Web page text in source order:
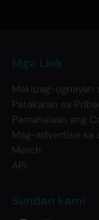
Mga Link
Makipag-ugnayan
Patakaran sa
Pamahalaan ang
Mag-advertise sa
Merch
API
Sundan kami